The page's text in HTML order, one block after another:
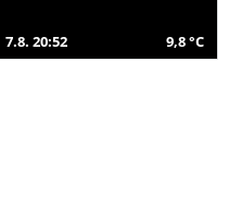
7.8. 20:52 9,8 °C